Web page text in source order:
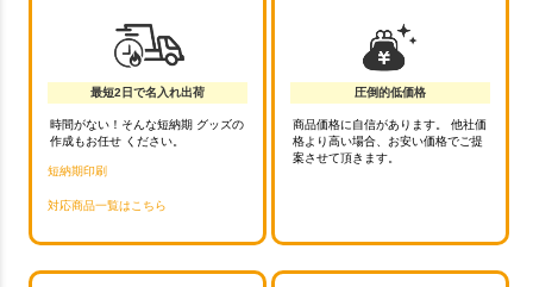
最短2日で名入れ出荷
時間がない！そんな短納期 グッズの
作成もお任せ ください。
短納期印刷
対応商品一覧はこちら
圧倒的低価格
商品価格に自信があります。 他社価
格より高い場合、お安い価格でご提
案させて頂きます。